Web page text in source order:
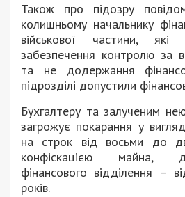
Також про підозру
колишньому начальнику
військової частини,
забезпечення контролю за
та не додержання
підрозділі допустили
Бухгалтеру та залученим
загрожує покарання у
на строк від восьми до
конфіскацією майна,
фінансового відділення –
років.